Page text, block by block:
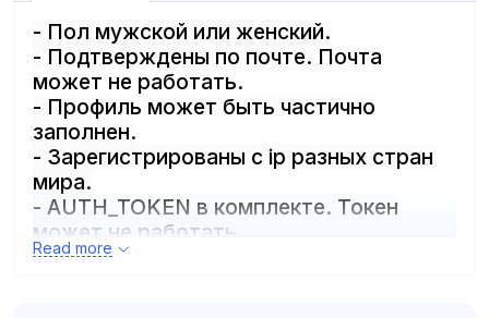
- Пол мужской или женский.
- Подтверждены по почте. Почта
может не работать.
- Профиль может быть частично
заполнен.
- Зарегистрированы с ip разных стран
мира.
- AUTH_TOKEN в комплекте. Токен
может не работать.
- Номер можеть быть не подтвержден.
Read more